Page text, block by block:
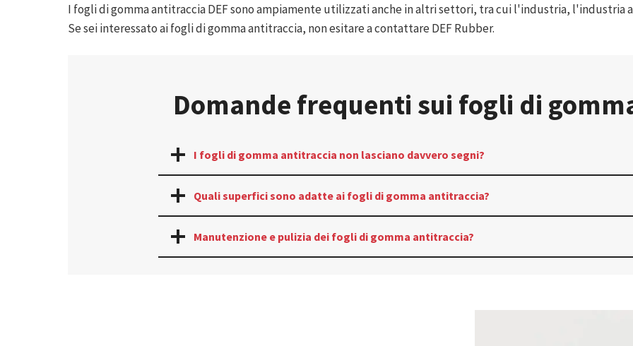
I fogli di gomma antitraccia DEF sono ampiamente utilizzati anche in altri settori, tra cui l'industria, l'industria
Se sei interessato ai fogli di gomma antitraccia, non esitare a contattare DEF Rubber.
Domande frequenti sui fogli di
I fogli di gomma antitraccia non lasciano davvero segni?
Quali superfici sono adatte ai fogli di gomma antitraccia?
Manutenzione e pulizia dei fogli di gomma antitraccia?